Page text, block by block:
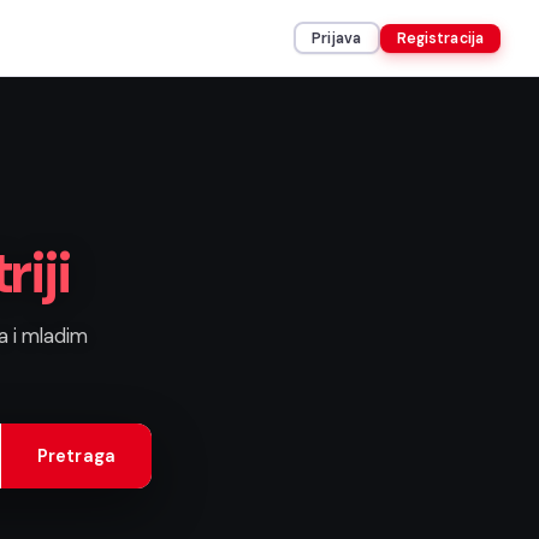
Prijava Registracija
i mladim
Pretraga